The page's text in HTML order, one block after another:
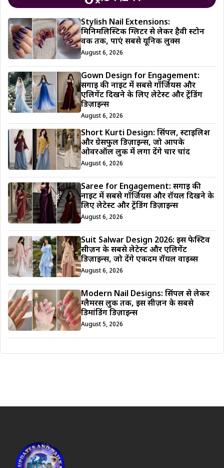
Stylish Nail Extensions:
मिनिमलिस्टिक ग्लिटर से लेकर हैवी स्टोन
वर्क तक, पाएं सबसे यूनिक लुक्स
August 6, 2026
Gown Design for Engagement:
सगाई की नाइट में सबसे गॉर्जियस और
एलिगेंट दिखने के लिए लेटेस्ट और ट्रेंडिंग
डिज़ाइन्स
August 6, 2026
Short Kurti Design: सिंपल, स्टाइलिश
और ग्रेसफुल डिज़ाइन्स, जो आपके
ओवरऑल लुक में लगा देंगे चार चांद
August 6, 2026
Saree for Engagement: सगाई की
नाइट में सबसे गॉर्जियस और रॉयल दिखने के
लिए लेटेस्ट और ट्रेंडिंग डिज़ाइन्स
August 6, 2026
Suit Salwar Design 2026: इस फेस्टिव
सीज़न के सबसे लेटेस्ट और एलिगेंट
डिज़ाइन्स, जो देंगे एकदम रॉयल वाइब्स
August 6, 2026
Modern Nail Designs: सिंपल से लेकर
ग्लैमरस लुक तक, इस सीज़न के सबसे
डिमांडिंग डिज़ाइन्स
August 5, 2026